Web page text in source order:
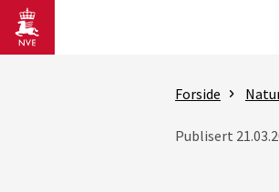
Gå til hovedinnhold
Forside
Publisert